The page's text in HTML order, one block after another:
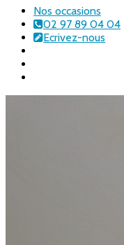
Nos occasions
02 97 89 04 04
Ecrivez-nous